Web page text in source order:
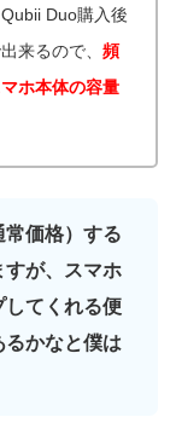
Duo購入後
来るので、 頻
ホ本体の容量
価格）する
すが、スマホ
してくれる便
るかなと僕は